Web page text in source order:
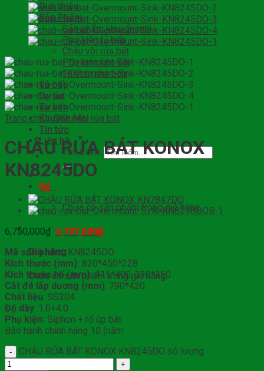
Giới thiệu
Sản Phẩm
Sản phẩm khuyến mãi
Phụ kiện tủ bếp
Chậu vòi rửa bát
Phụ kiện liên kết
Thiết bị nhà bếp
Tủ bếp
Dự án
Tư vấn
Khuyến Mại
Tin tức
Liên hệ
Tìm kiếm:
0₫
Chưa có sản phẩm trong giỏ hàng.
0
Giỏ hàng
Chưa có sản phẩm trong giỏ hàng.
Trang chủ / Chậu vòi rửa bát
CHẬU RỬA BÁT KONOX
KN8245DO
6,750,000₫ 5,737,500₫
Mã sản phẩm: KN8245DO
Kích thước (mm): 820*450*228
Kích thước hố (mm):415*400; 330*350
Cắt đá lắp dương (mm): 790*420
Chất liệu: SS304
Độ dày: 1.0+4.0
Phụ kiện: Siphon + rổ úp bát
Bảo hành chính hãng 10 (năm
CHẬU RỬA BÁT KONOX KN8245DO số lượng